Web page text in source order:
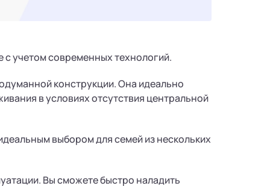
учетом современных технологий.
конструкции. Она идеально
в условиях отсутствия центральной
выбором для семей из нескольких
Вы сможете быстро наладить